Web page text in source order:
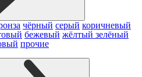
чёрный серый коричневый
бежевый жёлтый зелёный
прочие